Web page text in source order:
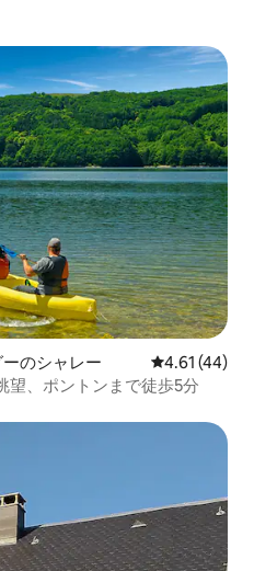
のシャレー レビュー44
4.61 (44)
、ポントンまで徒歩5分